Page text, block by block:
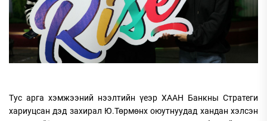
Тус арга хэмжээний нээлтийн үеэр ХААН Банкны Стратеги
хариуцсан дэд захирал Ю.Төрмөнх оюутнуудад хандан хэлсэн